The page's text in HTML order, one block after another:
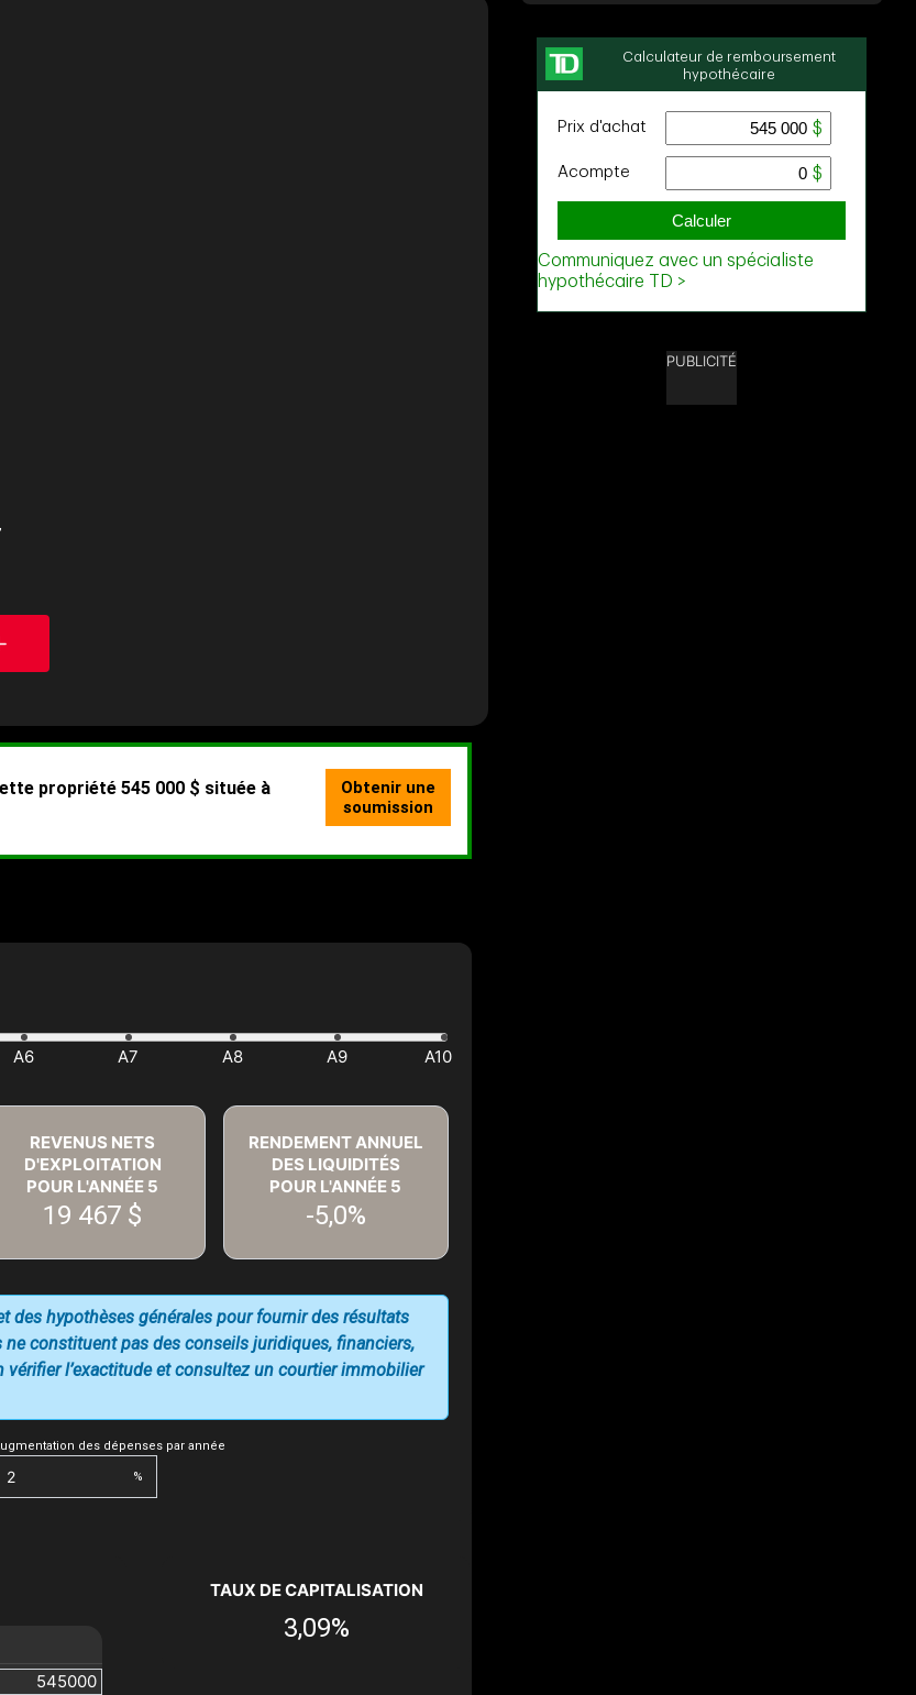
REVENUS NETS
D'EXPLOITATION
POUR L'ANNÉE 5
19 467 $
RENDEMENT ANNUEL
DES LIQUIDITÉS
POUR L'ANNÉE 5
-5,0%
des dépenses par année
%
des hypothèses générales pour fournir des résultats
constituent pas des conseils juridiques, financiers,
l’exactitude et consultez un courtier immobilier
TAUX DE CAPITALISATION
3,09%
PUBLICITÉ